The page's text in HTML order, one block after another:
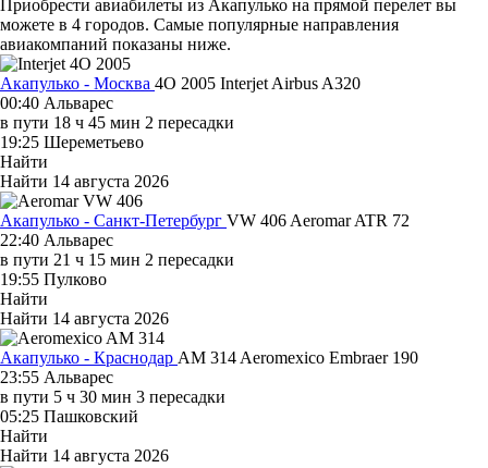
Приобрести авиабилеты из Акапулько на прямой перелет вы
можете в 4 городов. Самые популярные направления
авиакомпаний показаны ниже.
Акапулько - Москва 4O 2005 Interjet Airbus A320
00:40 Альварес
в пути 18 ч 45 мин 2 пересадки
19:25 Шереметьево
Найти
Найти 14 августа 2026
Акапулько - Санкт-Петербург VW 406 AeromarATR 72
22:40 Альварес
в пути 21 ч 15 мин 2 пересадки
19:55 Пулково
Найти
Найти 14 августа 2026
Акапулько - Краснодар AM 314 Aeromexico Embraer 190
23:55 Альварес
в пути 5 ч 30 мин 3 пересадки
05:25 Пашковский
Найти
Найти 14 августа 2026